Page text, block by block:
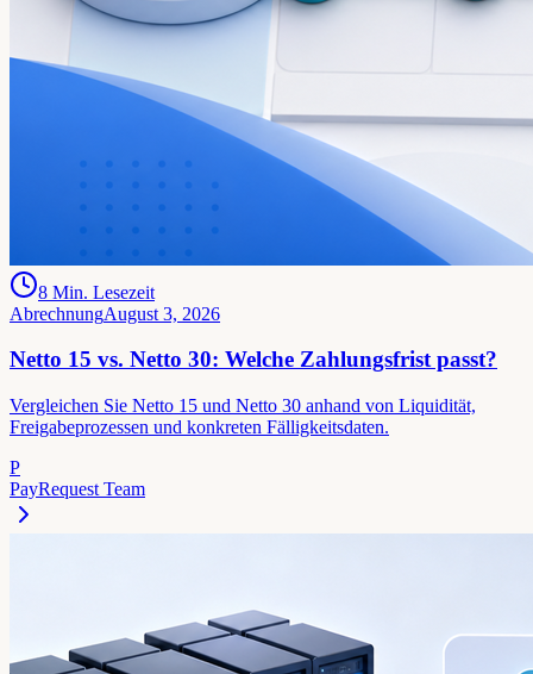
8 Min. Lesezeit
AbrechnungAugust 3, 2026
Netto 15 vs. Netto 30: Welche Zahlungsfrist passt?
Vergleichen Sie Netto 15 und Netto 30 anhand von Liquidität,
Freigabeprozessen und konkreten Fälligkeitsdaten.
P
PayRequest Team